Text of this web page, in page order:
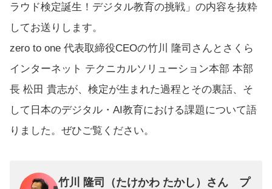
ラウド検定誕生！デジタル教育の挑戦」の内容を抜粋
してお送りします。
zero to one 代表取締役CEOの竹川 隆司さんとさくら
インターネット テクニカルソリューション本部 本部
長 松田 貴志が、検定が生まれた過程とその裏話、そ
して日本のデジタル・AI教育における課題について語
りました。ぜひご覧ください。
竹川 隆司（たけかわ たかし）さん プ